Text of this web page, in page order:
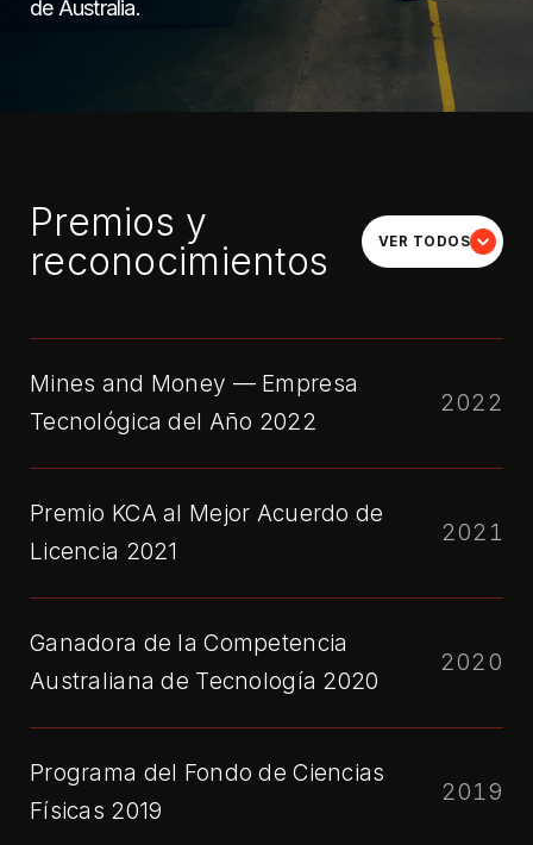
de Australia.
Premios y
reconocimientos
VER TODOS
Mines and Money — Empresa
Tecnológica del Año 2022
2022
Premio KCA al Mejor Acuerdo de
Licencia 2021
2021
Ganadora de la Competencia
Australiana de Tecnología 2020
2020
Programa del Fondo de Ciencias
Físicas 2019
2019